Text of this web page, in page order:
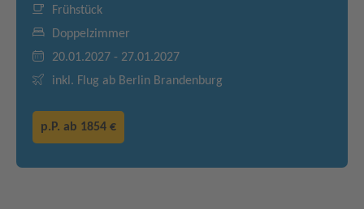
Frühstück
Doppelzimmer
20.01.2027 - 27.01.2027
inkl. Flug ab Berlin Brandenburg
p.P. ab 1854 €